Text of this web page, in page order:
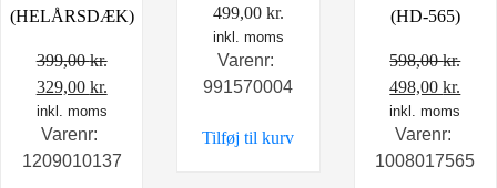
(HELÅRSDÆK)
399,00kr.
Den
oprindelige
pris
var:
329,00 kr.
aktuelle
er:
inkl. moms
Varenr:
1209010137
499,00 kr.
inkl. moms
Varenr:
991570004
Tilføj til kurv
(HD-565)
598,00kr.
Den
oprindelige
pris
var:
498,00kr.
er:
inkl. moms
Varenr:
1008017565